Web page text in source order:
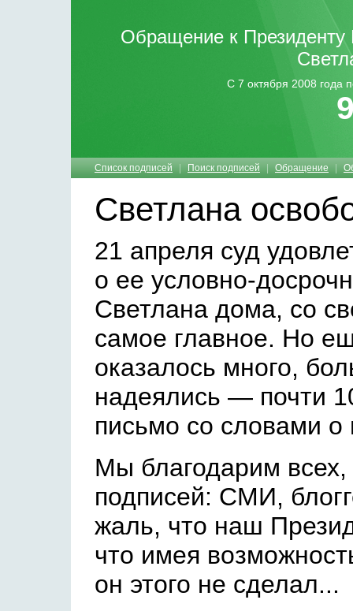
Обращение к Президенту
С 7 октября 2008 года
Список подписей Поиск подписей Обращение
Светлана
21 апреля суд
о ее условно-
Светлана дома, со
самое главное. Но
оказалось много,
надеялись — почти
письмо со словами
Мы благодарим всех,
подписей: СМИ,
жаль, что наш
что имея
он этого не сделал...